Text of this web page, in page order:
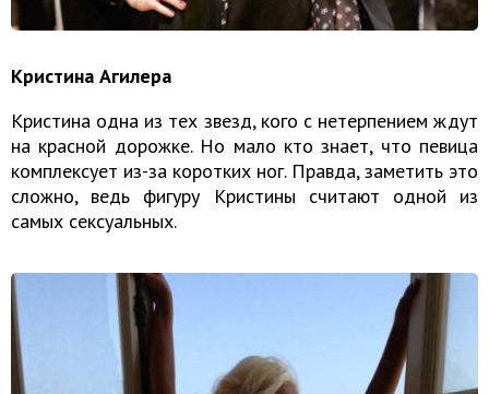
Кристина Агилера
Кристина одна из тех звезд, кого с нетерпением ждут
на красной дорожке. Но мало кто знает, что певица
комплексует из-за коротких ног. Правда, заметить это
сложно, ведь фигуру Кристины считают одной из
самых сексуальных.